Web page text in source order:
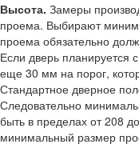
Высота. Замеры
проема. Выбирают
проема обязательно
Если дверь планируется
еще 30 мм на порог,
Стандартное дверное
Следовательно
быть в пределах от 208
минимальный размер